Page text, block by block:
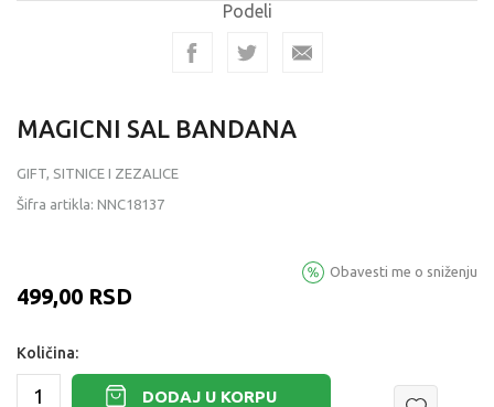
Podeli
MAGICNI SAL BANDANA
GIFT, SITNICE I ZEZALICE
Šifra artikla: NNC18137
499,00 RSD
Obavesti me o sniženju
Količina:
DODAJ U KORPU